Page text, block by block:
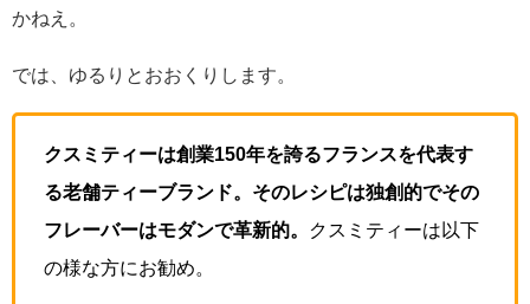
かねえ。
では、ゆるりとおおくりします。
クスミティーは創業150年を誇るフランスを代表す
る老舗ティーブランド。そのレシピは独創的でその
フレーバーはモダンで革新的。
クスミティーは以下
の様な方にお勧め。